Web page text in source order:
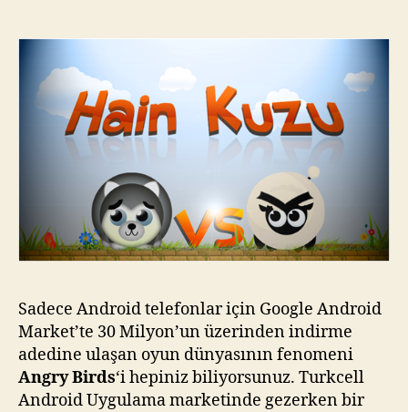
Hain
için
Sadece Android telefonlar için Google Android
Market’te 30 Milyon’un üzerinden indirme
adedine ulaşan oyun dünyasının fenomeni
Angry Birds‘i hepiniz biliyorsunuz. Turkcell
Android Uygulama marketinde gezerken bir